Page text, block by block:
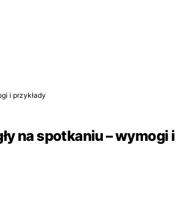
i przykłady
na spotkaniu – wymogi